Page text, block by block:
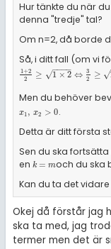
Hur tänkte du när
denna "tredje" tal?
Om n=2, då borde
Så, i ditt fall (om vi
1+2
2
≥ 1 × 2
− −
−−
√ ⇔ 3
2
≥ √
1+2 2≥ 1×2 ⇔ 3 2≥ 2
Men du behöver
x1 , x2 > 0
x1, x2> 0
.
Detta är ditt första
Sen du ska
en k = m
k=m och du ska
Kan du ta det
Okej då förstår jag
ska ta med, jag
termer men det är